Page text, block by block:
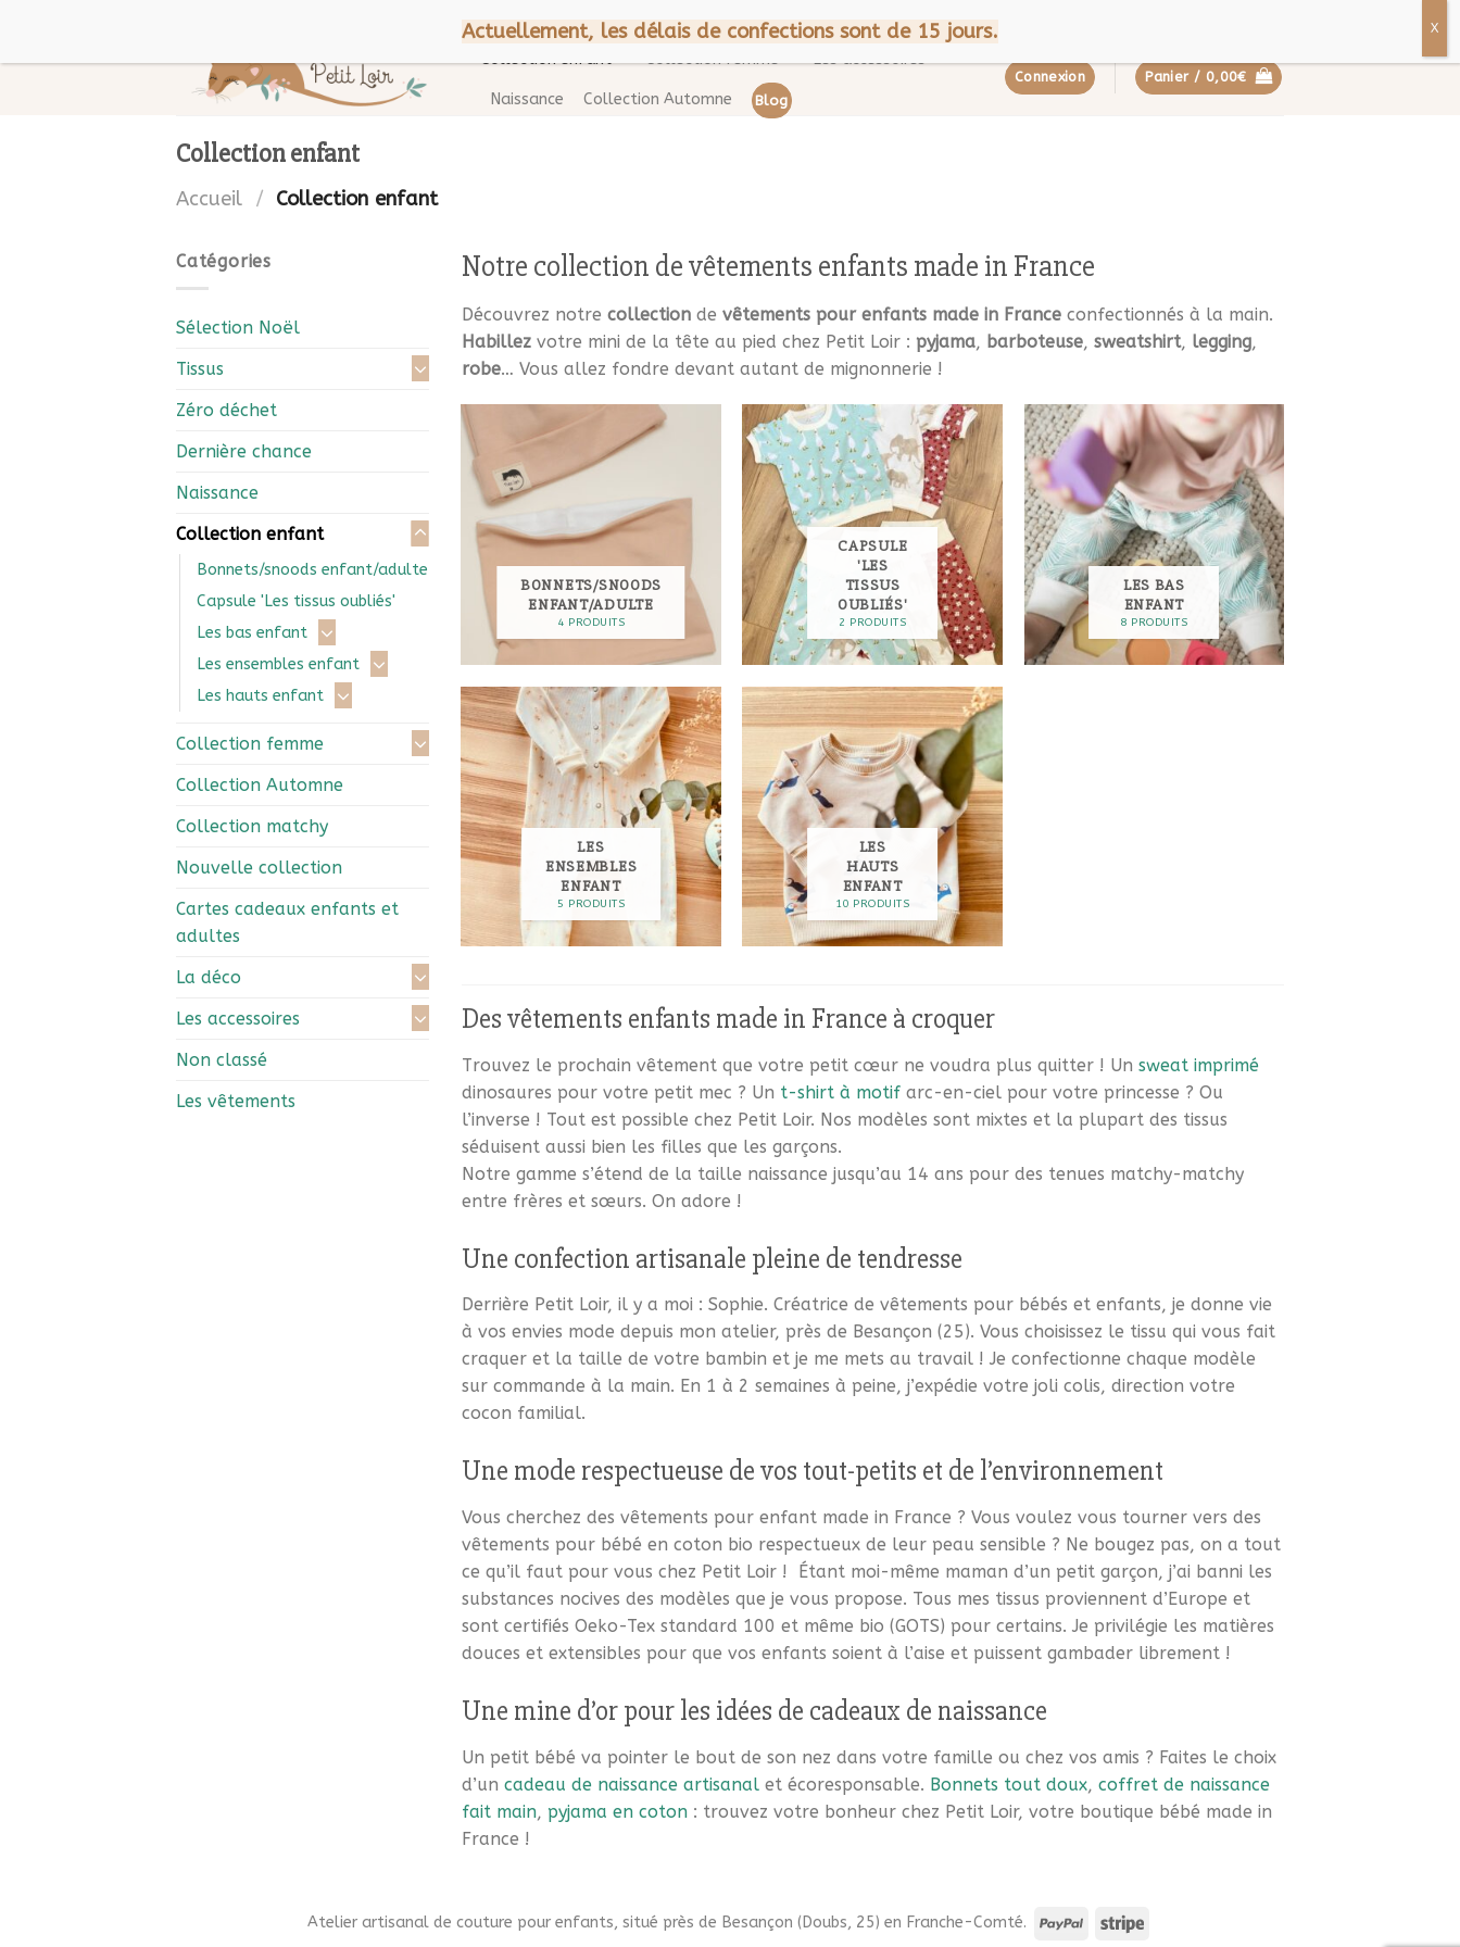
content
CGV Mentions légales A propos
Collection enfant Collection femme Les accessoires
Naissance Collection Automne Blog
Connexion Panier / 0,00€
Collection enfant
Accueil / Collection enfant
Catégories
Sélection Noël
Tissus
Zéro déchet
Dernière chance
Naissance
Collection enfant
Bonnets/snoods enfant/adulte
Capsule 'Les tissus oubliés'
Les bas enfant
Les ensembles enfant
Les hauts enfant
Collection femme
Collection Automne
Collection matchy
Nouvelle collection
Cartes cadeaux enfants et
adultes
La déco
Les accessoires
Non classé
Les vêtements
Notre collection de vêtements enfants made in France
Découvrez notre collectionde vêtements pour enfants made in France confectionnés à la main.
Habillezvotre mini de la tête au pied chez Petit Loir : pyjama, barboteuse, sweatshirt, legging,
robe… Vous allez fondre devant autant de mignonnerie !
BONNETS/SNOODS
ENFANT/ADULTE
4 PRODUITS
CAPSULE
'LES
TISSUS
OUBLIÉS'
2 PRODUITS
LES BAS
ENFANT
8 PRODUITS
LES
ENSEMBLES
ENFANT
5 PRODUITS
LES
HAUTS
ENFANT
10 PRODUITS
Des vêtements enfants made in France à croquer
Trouvez le prochain vêtement que votre petit cœur ne voudra plus quitter ! Un sweat imprimé
dinosaures pour votre petit mec ? Un t-shirt à motifarc-en-ciel pour votre princesse ? Ou
l’inverse ! Tout est possible chez Petit Loir. Nos modèles sont mixtes et la plupart des tissus
séduisent aussi bien les filles que les garçons.
Notre gamme s’étend de la taille naissance jusqu’au 14 ans pour des tenues matchy-matchy
entre frères et sœurs. On adore !
Une confection artisanale pleine de tendresse
Derrière Petit Loir, il y a moi : Sophie. Créatrice de vêtements pour bébés et enfants, je donne vie
à vos envies mode depuis mon atelier, près de Besançon (25). Vous choisissez le tissu qui vous fait
craquer et la taille de votre bambin et je me mets au travail ! Je confectionne chaque modèle
sur commande à la main. En 1 à 2 semaines à peine, j’expédie votre joli colis, direction votre
cocon familial.
Une mode respectueuse de vos tout-petits et de l’environnement
Vous cherchez des vêtements pour enfant made in France ? Vous voulez vous tourner vers des
vêtements pour bébé en coton bio respectueux de leur peau sensible ? Ne bougez pas, on a tout
ce qu’il faut pour vous chez Petit Loir !
Étant moi-même maman d’un petit garçon, j’ai banni les
substances nocives des modèles que je vous propose. Tous mes tissus proviennent d’Europe et
sont certifiés Oeko-Tex standard 100 et même bio (GOTS) pour certains. Je privilégie les matières
douces et extensibles pour que vos enfants soient à l’aise et puissent gambader librement !
Une mine d’or pour les idées de cadeaux de naissance
Un petit bébé va pointer le bout de son nez dans votre famille ou chez vos amis ? Faites le choix
d’un cadeau de naissance artisanalet écoresponsable. Bonnets tout doux, coffret de naissance
fait main, pyjama en coton : trouvez votre bonheur chez Petit Loir, votre boutique bébé made in
France !
Atelier artisanal de couture pour enfants, situé près de Besançon (Doubs, 25) en Franche-Comté.
Actuellement, les délais de confections sont de 15 jours.